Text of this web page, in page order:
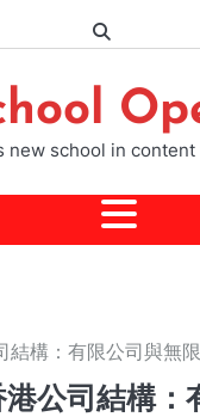
new school in
結構：有限公司與無
公司結構：